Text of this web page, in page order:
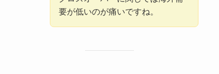
要が低いのが痛いですね。